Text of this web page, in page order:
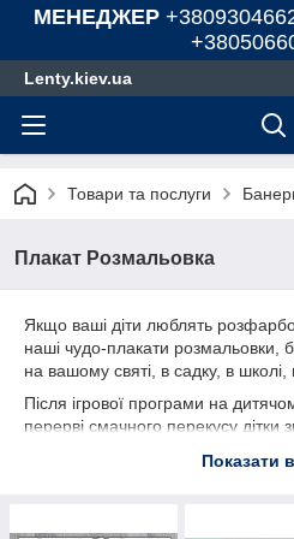
МЕНЕДЖЕР
Lenty.kiev.ua
Товари та послуги
Плакат Розмальовка
Якщо ваші діти люблять
наші чудо-плакати розмальовки,
на вашому святі, в садку, в школі,
Після ігрової програми на
перерві смачного перекусу дітки
вечірці. Після розмальованого
Показати